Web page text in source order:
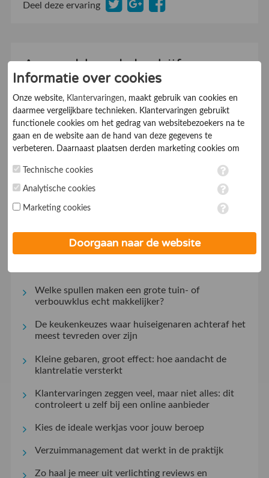
Deel deze ervaring
Aanmelden als bedrijf
Deel ervaringen over uw bedrijf
Uw bedrijf aanmelden
Lees recente artikelen
Cookiebanner op orde? Waarom ondernemers
Welke spullen maken een grote tuin- of
verbouwklus echt makkelijker?
De keukenkeuzes waar huiseigenaren achteraf het
meest tevreden over zijn
Kleine gebaren, groot effect: hoe aandacht de
klantrelatie versterkt
Klantervaringen zeggen veel, maar niet alles: dit
controleert u zelf bij een online aanbieder
Kies de ideale werkjas voor jouw beroep
Verzuimmanagement dat werkt in de praktijk
Zo haal je meer uit verlichting reviews en
Informatie over cookies
Onze website, Klantervaringen, maakt gebruik van cookies en
daarmee vergelijkbare technieken. Klantervaringen gebruikt
functionele cookies om het gedrag van websitebezoekers na te
gaan en de website aan de hand van deze gegevens te
verbeteren. Daarnaast plaatsen derden marketing cookies om
marketing cookies worden persoonsgegevens verwerkt. Je geeft
toestemming voor deze verwerking wanneer je hieronder een
op ieder moment aanpassen in de
. Lees voor meer
Technische cookies
Analytische cookies
Marketing cookies
Doorgaan naar de website